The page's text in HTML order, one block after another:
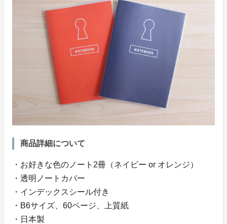
商品詳細について
・お好きな色のノート2冊（ネイビー or オレンジ）
・透明ノートカバー
・インデックスシール付き
・B6サイズ、60ページ、上質紙
・日本製